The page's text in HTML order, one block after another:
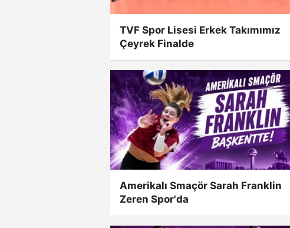
TVF Spor Lisesi Erkek Takımımız
Çeyrek Finalde
Amerikalı Smaçör Sarah Franklin
Zeren Spor'da